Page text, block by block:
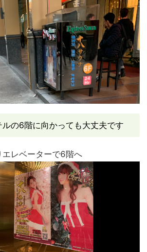
ルの6階に向かっても大丈夫です
レベーターで6階へ